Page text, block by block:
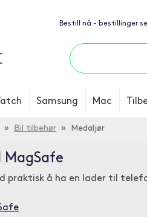
Bestill nå - bestillinger
Samsung Mac
» Bil tilbehør » Medaljør
MagSafe
praktisk å ha en lader til